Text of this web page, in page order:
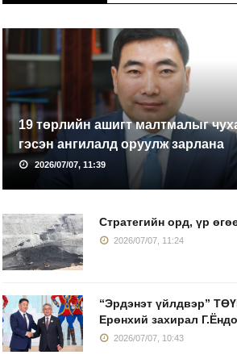
19 төрлийн ашигт малтмалыг
гэсэн ангилалд оруулж зарлана
2026/07/07, 11:39
Стратегийн орд, үр
2026/07/07, 11:24
“Эрдэнэт үйлдвэр”
Ерөнхий захирал
2026/07/07, 10:43